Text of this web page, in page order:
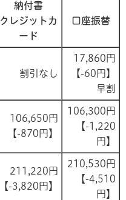
納付書
クレジットカ
ード
口座振替
割引なし
17,860円
【-60円】
早割
106,650円
【-870円】
106,300円
【-1,220
円】
211,220円
【-3,820円】
210,530円
【-4,510
円】